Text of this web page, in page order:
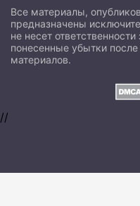
Все материалы,
предназначены
не несет
понесенные убытки
материалов.
//